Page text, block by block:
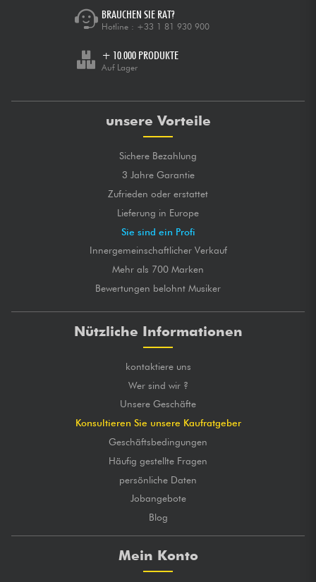
BRAUCHEN SIE RAT?
Hotline : +33 1 81 930 900
+ 10.000 PRODUKTE
Auf Lager
unsere Vorteile
Sichere Bezahlung
3 Jahre Garantie
Zufrieden oder erstattet
Lieferung in Europe
Sie sind ein Profi
Innergemeinschaftlicher Verkauf
Mehr als 700 Marken
Bewertungen belohnt Musiker
Nützliche Informationen
kontaktiere uns
Wer sind wir ?
Unsere Geschäfte
Konsultieren Sie unsere Kaufratgeber
Geschäftsbedingungen
Häufig gestellte Fragen
persönliche Daten
Jobangebote
Blog
Mein Konto